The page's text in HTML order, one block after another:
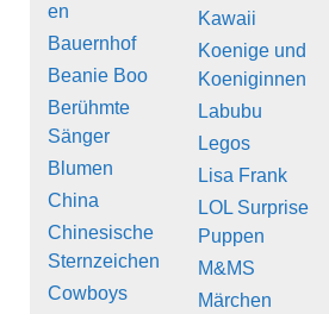
en
Bauernhof
Beanie Boo
Berühmte
Sänger
Blumen
China
Chinesische
Sternzeichen
Cowboys
Kawaii
Koenige und
Koeniginnen
Labubu
Legos
Lisa Frank
LOL Surprise
Puppen
M&MS
Märchen